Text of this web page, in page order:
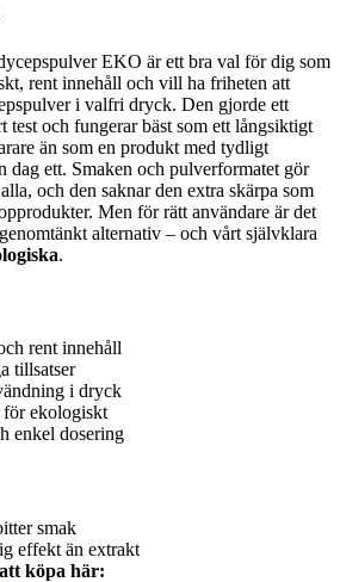
EKO är ett bra val för dig som
rent innehåll och vill ha friheten att
i valfri dryck. Den gjorde ett
test och fungerar bäst som ett långsiktigt
än som en produkt med tydligt
dag ett. Smaken och pulverformatet gör
och den saknar den extra skärpa som
Men för rätt användare är det
alternativ – och vårt självklara
.
rent innehåll
tillsatser
i dryck
ekologiskt
enkel dosering
smak
effekt än extrakt
köpa här: